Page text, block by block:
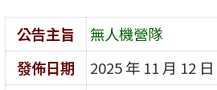
公告主旨
無人機營隊
發佈日期
2025 年 11 月 12 日